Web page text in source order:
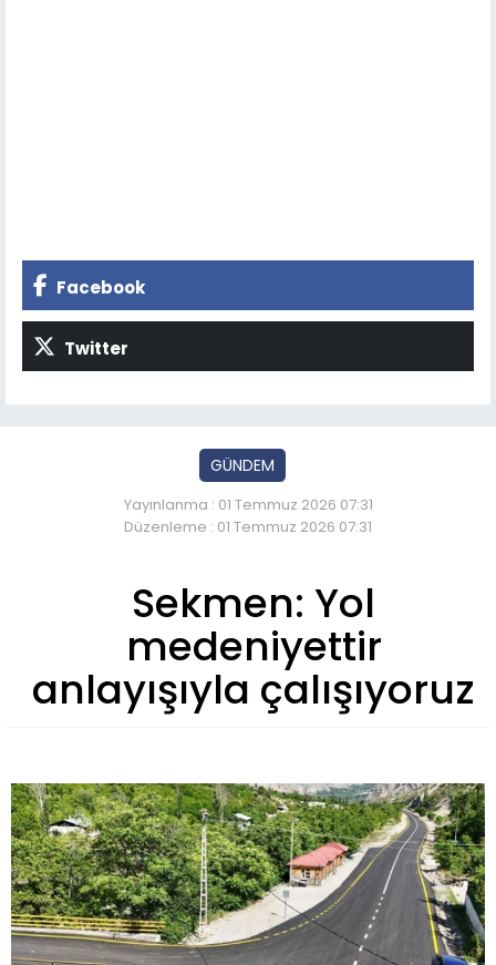
Facebook
Twitter
GÜNDEM
Yayınlanma : 01 Temmuz 2026 07:31
Düzenleme : 01 Temmuz 2026 07:31
Sekmen: Yol
medeniyettir
anlayışıyla çalışıyoruz